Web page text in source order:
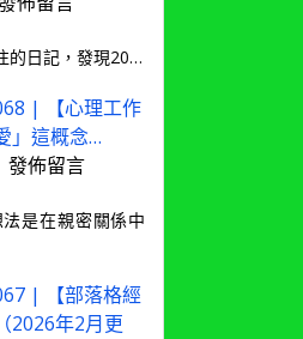
的日記，發現20…
| 【心理工作
」這概念…
發佈留言
是在親密關係中
| 【部落格經
2026年2月更